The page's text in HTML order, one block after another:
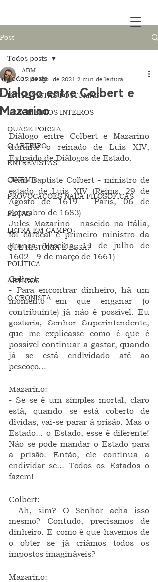
Post
Todos posts
ENTREVISTAS PÓSTUMAS
FRAGMENTOS INTEIROS
QUASE POESIA
O ARTEIRO
ENTREVISTAS
CINEMA
PROVOCAÇÕES NADA FILOSÓFICAS
PEÇAS
LETRA EM CAMPO
QUE HISTÓRIA É ESSA?
POLÍTICA
ARTIGOS
O CRONISTA
Todos posts
Dialogo entre Colbert e
Mazarino
ABM
12 de ago. de 2021 2 min de leitura
Diálogo entre Colbert e Mazarino
durante o reinado de Luís XIV,
Extraído de Diálogos de Estado.
Jean Baptiste Colbert - ministro de
estado de Luis XIV (Reims, 29 de
Agosto de 1619 - Paris, 06 de
Setembro de 1683)
Jules Mazarino - nascido na Itália,
foi cardeal e primeiro ministro da
França (Pescina, 14 de julho de
1602 - 9 de março de 1661)
Colbert:
- Para encontrar dinheiro, há um
momento em que enganar (o
contribuinte) já não é possível. Eu
gostaria, Senhor Superintendente,
que me explicasse como é que é
possível continuar a gastar, quando
já se está endividado até ao
pescoço…
Mazarino:
- Se se é um simples mortal, claro
está, quando se está coberto de
dívidas, vai-se parar à prisão. Mas o
Estado... o Estado, esse é diferente!
Não se pode mandar o Estado para
a prisão. Então, ele continua a
endividar-se... Todos os Estados o
fazem!
Colbert:
- Ah, sim? O Senhor acha isso
mesmo? Contudo, precisamos de
dinheiro. E como é que havemos de
o obter se já criámos todos os
impostos imagináveis?
Mazarino: